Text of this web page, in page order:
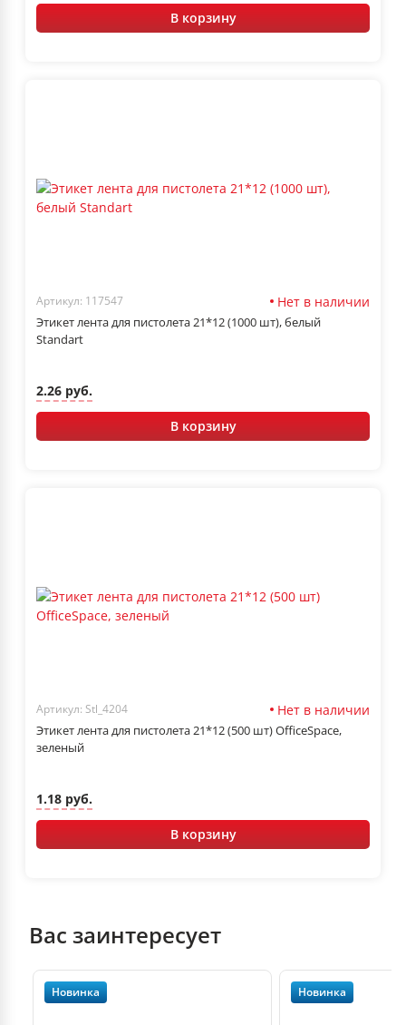
В корзину
Артикул: 117547 Нет в наличии
Этикет лента для пистолета 21*12 (1000 шт), белый
Standart
2.26 руб.
В корзину
Артикул: Stl_4204 Нет в наличии
Этикет лента для пистолета 21*12 (500 шт) OfficeSpace,
зеленый
1.18 руб.
В корзину
Вас заинтересует
Новинка Новинка